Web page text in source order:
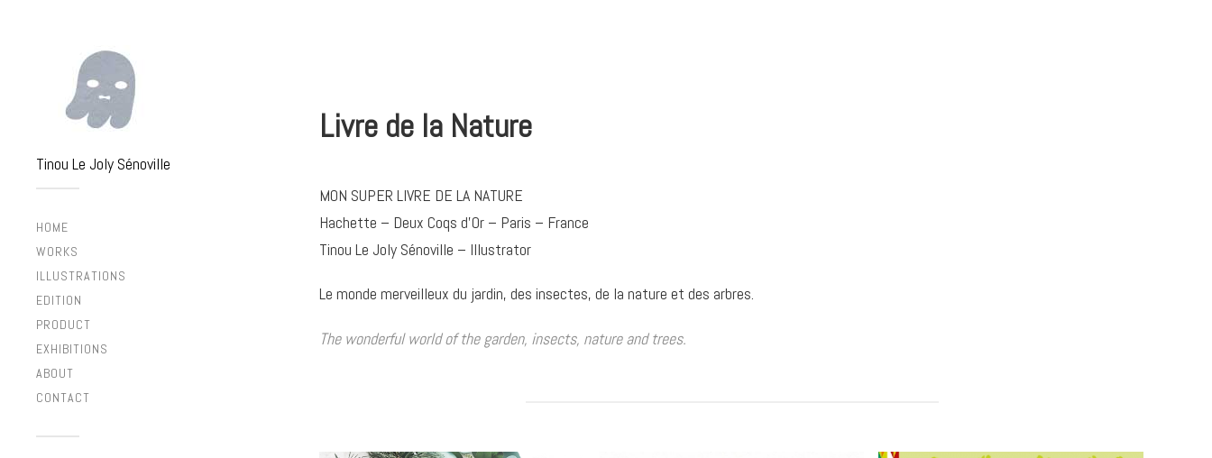
Tinou Le Joly Sénoville
HOME
WORKS
ILLUSTRATIONS
EDITION
PRODUCT
EXHIBITIONS
ABOUT
CONTACT
Livre de la Nature
MON SUPER LIVRE DE LA NATURE
Hachette – Deux Coqs d’Or – Paris – France
Tinou Le Joly Sénoville – Illustrator
Le monde merveilleux du jardin, des insectes, de la nature et des arbres.
The wonderful world of the garden, insects, nature and trees.